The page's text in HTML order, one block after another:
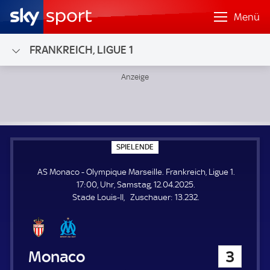
Menü
FRANKREICH, LIGUE 1
SPIELENDE
P
E
L
E
N
AS Monaco - Olympique Marseille. Frankreich, Ligue 1.
17:00, Uhr, Samstag, 12.04.2025.
Stade Louis-II
Zuschauer: Z
13.232.
AS Monaco 3